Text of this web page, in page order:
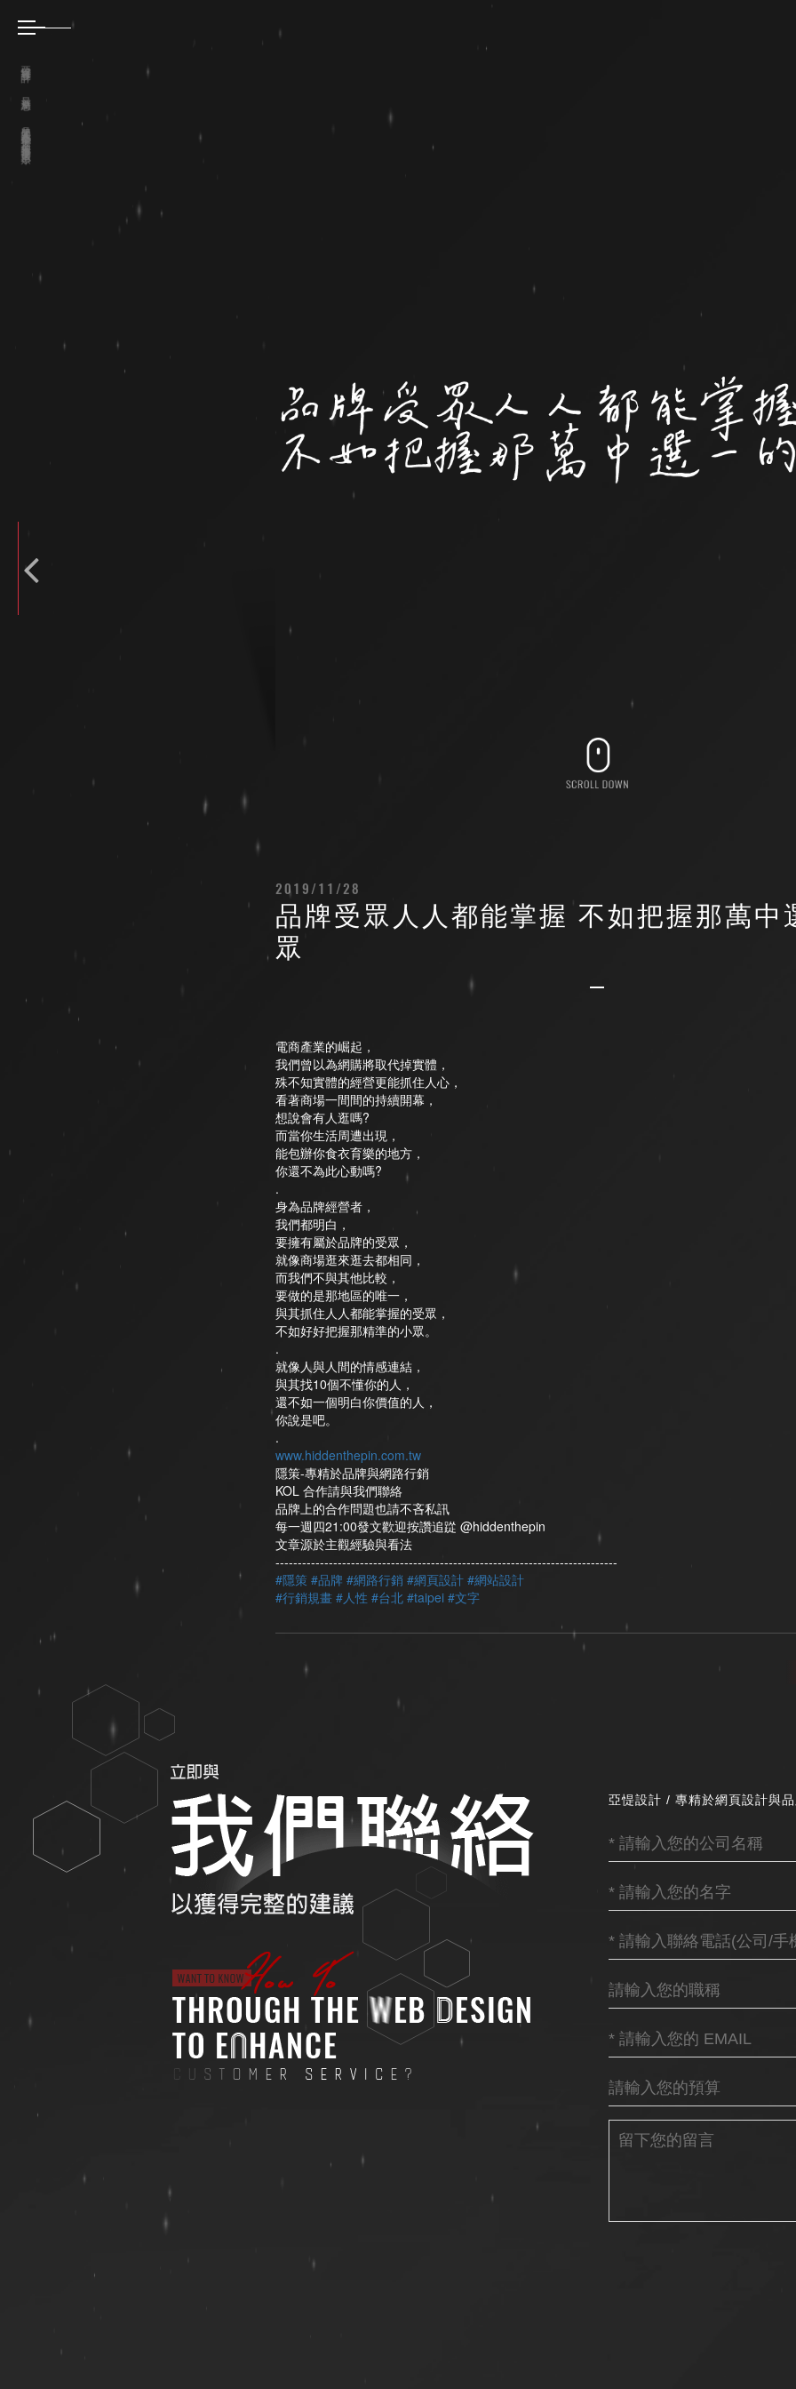
品牌受眾人人都能掌握 不如把握那萬中選一的小眾
2019/11/28
品牌受眾人人都能掌握 不如把握那萬中
眾
電商產業的崛起，
我們曾以為網購將取代掉實體，
殊不知實體的經營更能抓住人心，
看著商場一間間的持續開幕，
想說會有人逛嗎?
而當你生活周遭出現，
能包辦你食衣育樂的地方，
你還不為此心動嗎?
.
身為品牌經營者，
我們都明白，
要擁有屬於品牌的受眾，
就像商場逛來逛去都相同，
而我們不與其他比較，
要做的是那地區的唯一，
與其抓住人人都能掌握的受眾，
不如好好把握那精準的小眾。
.
就像人與人間的情感連結，
與其找10個不懂你的人，
還不如一個明白你價值的人，
你說是吧。
.
www.hiddenthepin.com.tw
隱策-專精於品牌與網路行銷
KOL 合作請與我們聯絡
品牌上的合作問題也請不吝私訊
每一週四21:00發文歡迎按讚追踨 @hiddenthepin
文章源於主觀經驗與看法
-----------------------------------------------------------------------------
#隱策 #品牌 #網路行銷 #網頁設計 #網站設計
#行銷規畫 #人性 #台北 #taipei #文字
亞惿設計 / 專精於網頁設計與